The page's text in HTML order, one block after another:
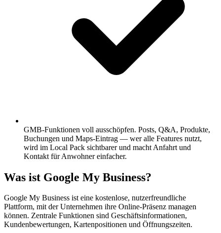
GMB-Funktionen voll ausschöpfen. Posts, Q&A, Produkte,
Buchungen und Maps-Eintrag — wer alle Features nutzt,
wird im Local Pack sichtbarer und macht Anfahrt und
Kontakt für Anwohner einfacher.
Was ist Google My Business?
Google My Business ist eine kostenlose, nutzerfreundliche
Plattform, mit der Unternehmen ihre Online-Präsenz managen
können. Zentrale Funktionen sind Geschäftsinformationen,
Kundenbewertungen, Kartenpositionen und Öffnungszeiten.